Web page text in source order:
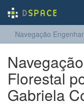
Navegação
Florestal
Gabriela